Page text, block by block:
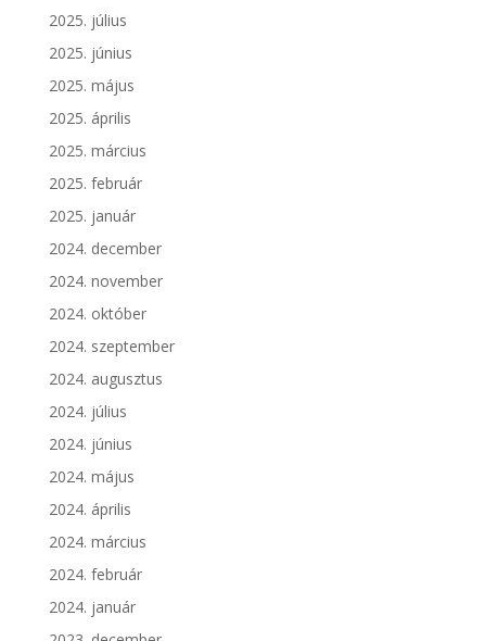
2025. július
2025. június
2025. május
2025. április
2025. március
2025. február
2025. január
2024. december
2024. november
2024. október
2024. szeptember
2024. augusztus
2024. július
2024. június
2024. május
2024. április
2024. március
2024. február
2024. január